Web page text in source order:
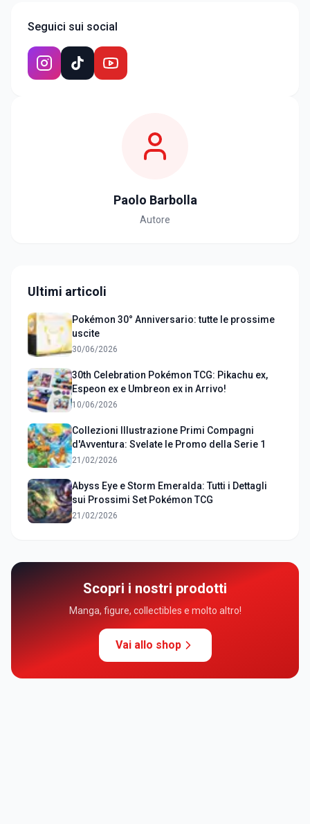
Seguici sui social
Paolo Barbolla
Autore
Ultimi articoli
Pokémon 30° Anniversario: tutte le prossime
uscite
30/06/2026
30th Celebration Pokémon TCG: Pikachu ex,
Espeon ex e Umbreon ex in Arrivo!
10/06/2026
Collezioni Illustrazione Primi Compagni
d'Avventura: Svelate le Promo della Serie 1
21/02/2026
Abyss Eye e Storm Emeralda: Tutti i Dettagli
sui Prossimi Set Pokémon TCG
21/02/2026
Scopri i nostri prodotti
Manga, figure, collectibles e molto altro!
Vai allo shop